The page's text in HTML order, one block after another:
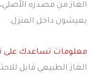
الغاز من مصدره
يعيشون داخل المنزل.
معلومات تساعدك على
الغاز الطبيعي قابل